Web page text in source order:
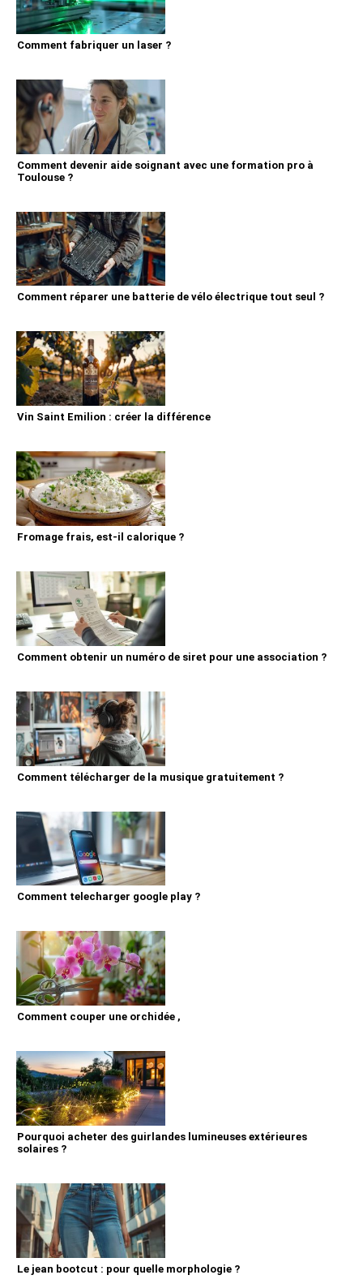
Comment fabriquer un laser ?
Comment devenir aide soignant avec une formation pro à
Toulouse ?
Comment réparer une batterie de vélo électrique tout seul ?
Vin Saint Emilion : créer la différence
Fromage frais, est-il calorique ?
Comment obtenir un numéro de siret pour une association ?
Comment télécharger de la musique gratuitement ?
Comment telecharger google play ?
Comment couper une orchidée ,
Pourquoi acheter des guirlandes lumineuses extérieures
solaires ?
Le jean bootcut : pour quelle morphologie ?